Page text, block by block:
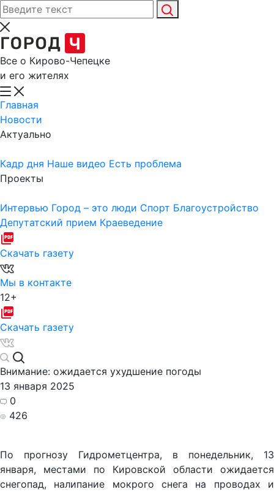
Все о Кирово-Чепецке
и его жителях
Главная
Новости
Актуально
Кадр дня Наше видео Есть проблема
Проекты
Интервью Город – это люди Спорт Благоустройство
Депутатский прием Краеведение
Скачать газету
Мы в контакте
12+
Скачать газету
Внимание: ожидается ухудшение погоды
13 января 2025
0
426
По прогнозу Гидрометцентра, в понедельник, 13
января, местами по Кировской области ожидается
снегопад, налипание мокрого снега на проводах и